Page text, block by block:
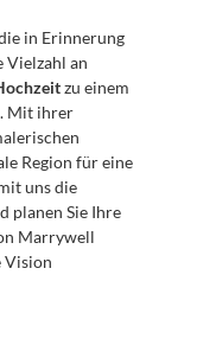
in Erinnerung
zu einem
Mit ihrer
uns die
planen Sie Ihre
Marrywell
Vision